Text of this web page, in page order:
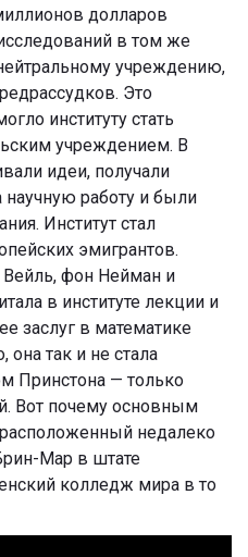
долларов
в том же
учреждению,
Это
институту стать
учреждением. В
идеи, получали
научную работу и были
Институт стал
эмигрантов.
фон Нейман и
в институте лекции и
заслуг в математике
она так и не стала
Принстона — только
Вот почему основным
недалеко
Мар в штате
колледж мира в то